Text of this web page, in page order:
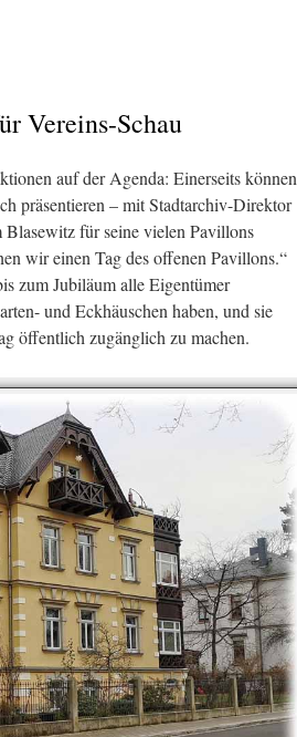
Vereins-Schau
auf der Agenda: Einerseits können
präsentieren – mit Stadtarchiv-Direktor
für seine vielen Pavillons
wir einen Tag des offenen Pavillons.“
zum Jubiläum alle Eigentümer
und Eckhäuschen haben, und sie
öffentlich zugänglich zu machen.